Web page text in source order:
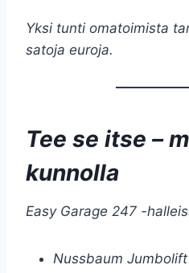
Yksi tunti omatoimista
satoja euroja.
Tee se itse –
kunnolla
Easy Garage 247 -
Nussbaum